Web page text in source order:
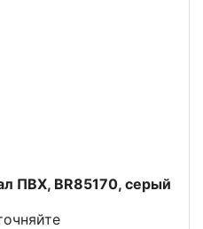
ПВХ, BR85170, серый